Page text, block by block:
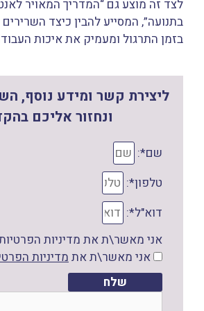
לצד זה מוצע גם “המדריך המאויר
בתנועה”, המסייע להבין כיצד
בזמן התרגול ומעמיק את איכות
ליצירת קשר ומידע נוסף,
ונחזור אליכם
שם*:
טלפון*:
דוא"ל*:
אני מאשר\ת את מדיניות
אני מאשר\ת אתמדיניות
שלח